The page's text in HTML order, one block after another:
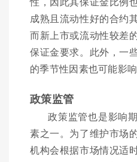
成熟且流动性好的合约
而新上市或流动性较差
保证金要求。此外，一
的季节性因素也可能影
政策监管
政策监管也是影响
素之一。为了维护市场
机构会根据市场情况适